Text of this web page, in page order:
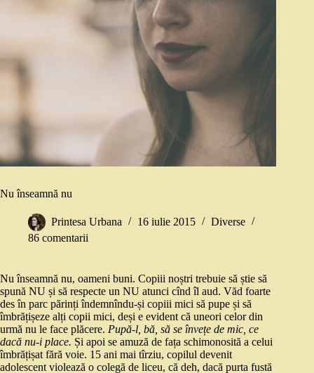
Nu înseamnă nu
Printesa Urbana 16 iulie 2015
Diverse
86 comentarii
Nu înseamnă nu, oameni buni. Copiii noștri trebuie să știe să
spună NU și să respecte un NU atunci cînd îl aud. Văd foarte
des în parc părinți îndemnîndu-și copiii mici să pupe și să
îmbrățișeze alți copii mici, deși e evident că uneori celor din
urmă nu le face plăcere. Pupă-l, bă, să se învețe de mic, ce
dacă nu-i place. Și apoi se amuză de fața schimonosită a celui
îmbrățișat fără voie. 15 ani mai tîrziu, copilul devenit
adolescent violează o colegă de liceu, că deh, dacă purta fustă